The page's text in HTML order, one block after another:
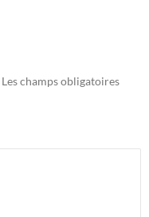
Les champs obligatoires